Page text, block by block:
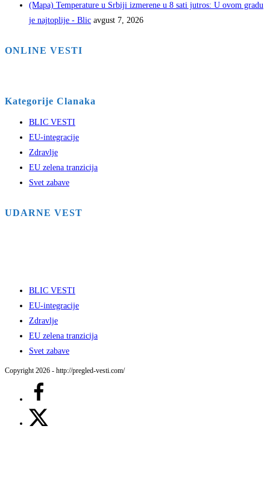
(Mapa) Temperature u Srbiji izmerene u 8 sati jutros: U ovom gradu
je najtoplije - Blic avgust 7, 2026
ONLINE VESTI
Kategorije Clanaka
BLIC VESTI
EU-integracije
Zdravlje
EU zelena tranzicija
Svet zabave
UDARNE VEST
BLIC VESTI
EU-integracije
Zdravlje
EU zelena tranzicija
Svet zabave
Copyright 2026 - http://pregled-vesti.com/